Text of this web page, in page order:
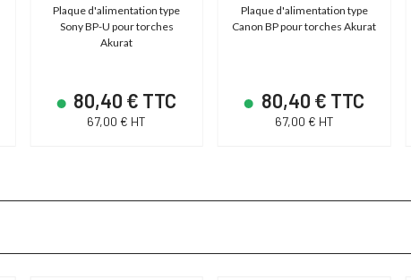
Plaque d'alimentation type
Sony BP-U pour torches
Akurat
80,40 € TTC
67,00 € HT
Plaque d'alimentation type
Canon BP pour torches Akurat
80,40 € TTC
67,00 € HT